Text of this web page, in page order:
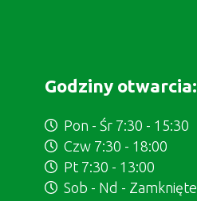
Godziny otwarcia:
Pon - Śr 7:30 - 15:30
Czw 7:30 - 18:00
Pt 7:30 - 13:00
Sob - Nd - Zamknięte